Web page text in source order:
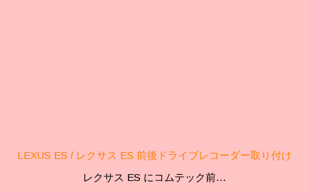
LEXUS ES / レクサス ES 前後ドライブレコーダー取り付け
レクサス ES にコムテック前…